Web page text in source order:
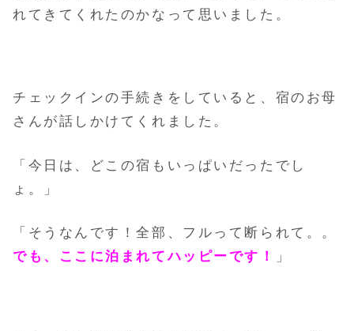
れてきてくれたのかなって思いました。
チェックインの手続きをしていると、宿のお母
さんが話しかけてくれました。
「今日は、どこの宿もいっぱいだったでし
ょ。」
「そうなんです！全部、フルって断られて。。
でも、ここに泊まれてハッピーです！
」